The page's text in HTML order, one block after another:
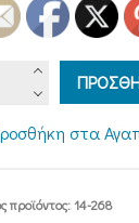
στα
προϊόντος: 14-268